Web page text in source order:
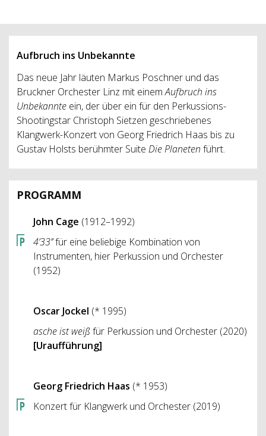
Aufbruch ins Unbekannte
Das neue Jahr läuten Markus Poschner und das
Bruckner Orchester Linz mit einemAufbruch ins
Unbekannte ein, der über ein für den Perkussions-
Shootingstar Christoph Sietzen geschriebenes
Klangwerk-Konzert von Georg Friedrich Haas bis zu
Gustav Holsts berühmter Suite Die Planeten führt.
PROGRAMM
John Cage (1912–1992)
4’33’’für eine beliebige Kombination von
Instrumenten, hier Perkussion und Orchester
(1952)
Oscar Jockel (* 1995)
asche ist weißfür Perkussion und Orchester (2020)
[Uraufführung]
Georg Friedrich Haas (* 1953)
Konzert für Klangwerk und Orchester (2019)